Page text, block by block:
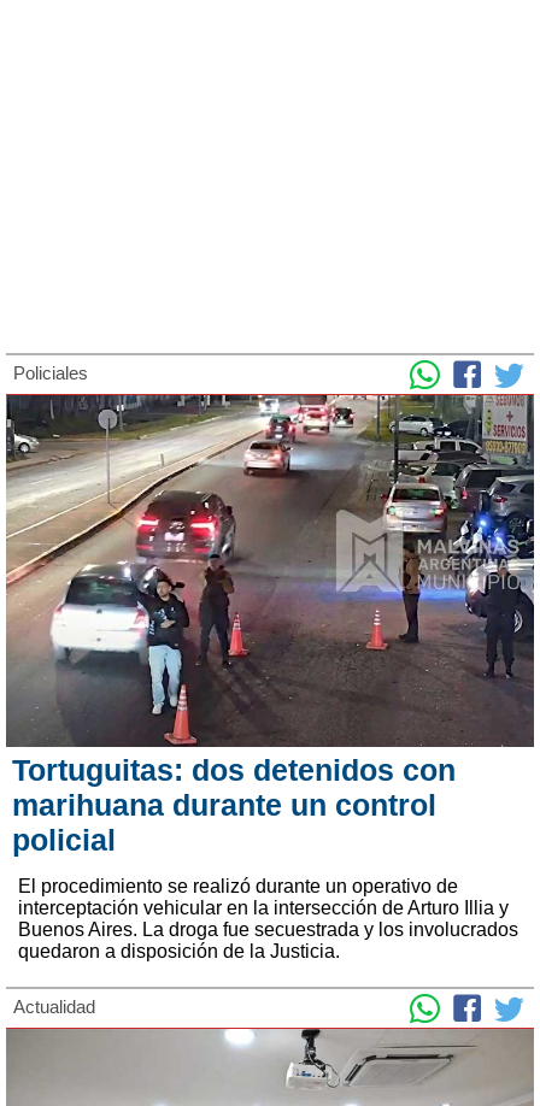
Policiales
Tortuguitas: dos detenidos con
marihuana durante un control
policial
El procedimiento se realizó durante un operativo de
interceptación vehicular en la intersección de Arturo Illia y
Buenos Aires. La droga fue secuestrada y los involucrados
quedaron a disposición de la Justicia.
Actualidad